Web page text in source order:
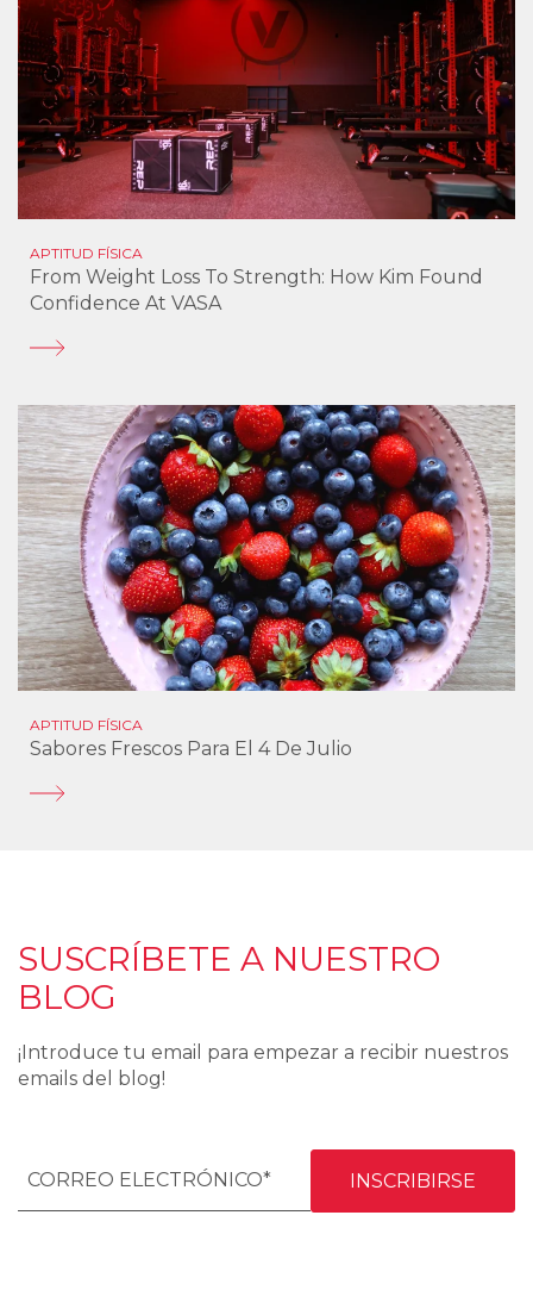
APTITUD FÍSICA
From Weight Loss To Strength: How Kim Found
Confidence At VASA
APTITUD FÍSICA
Sabores Frescos Para El 4 De Julio
SUSCRÍBETE A NUESTRO
BLOG
¡Introduce tu email para empezar a recibir nuestros
emails del blog!